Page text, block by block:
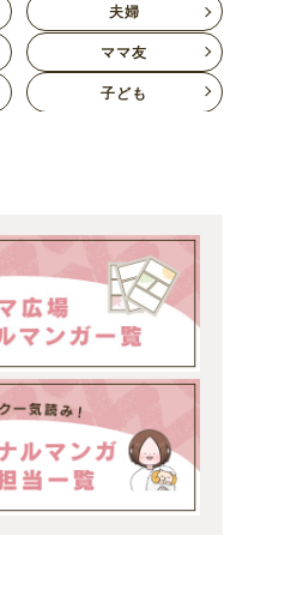
夫婦
ママ友
子ども